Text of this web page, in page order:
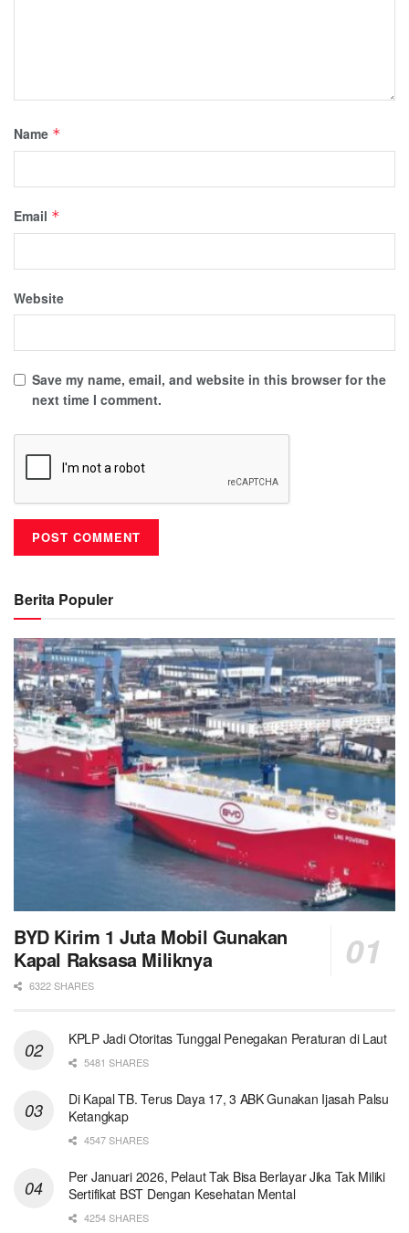
Name *
Email *
Website
Save my name, email, and website in this browser for the
next time I comment.
Berita Populer
BYD Kirim 1 Juta Mobil Gunakan
Kapal Raksasa Miliknya
6322 SHARES
KPLP Jadi Otoritas Tunggal Penegakan Peraturan di Laut
5481 SHARES
Di Kapal TB. Terus Daya 17, 3 ABK Gunakan Ijasah Palsu
Ketangkap
4547 SHARES
Per Januari 2026, Pelaut Tak Bisa Berlayar Jika Tak Miliki
Sertifikat BST Dengan Kesehatan Mental
4254 SHARES